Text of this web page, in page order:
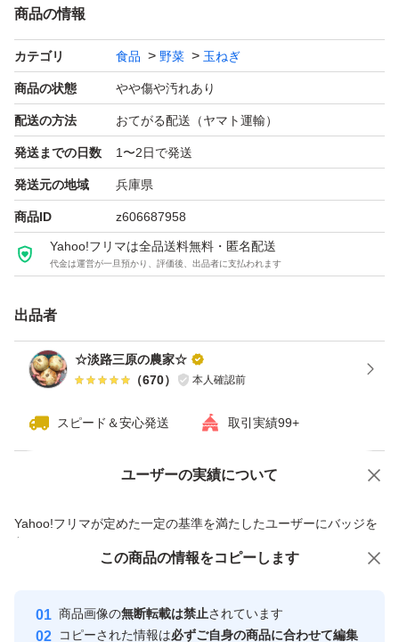
だけど 味には自信があります()
☆早生玉ねぎ
サイズ ☆ バラバラ
重 量 ☆ 箱込み約5kg
★少し土が付着している場合がありますので気になる方は
ご購入をお控えください。
お早めにお召し上がりください。
到着後 出来れば冷蔵庫で保存して下さい。
★北海道、沖縄、東北、離島のお客様は商品到着までの日
商品の情報
カテゴリ 食品 野菜 玉ねぎ
商品の状態 やや傷や汚れあり
配送の方法 おてがる配送（ヤマト運輸）
発送までの日数 1〜2日で発送
発送元の地域 兵庫県
商品ID z606687958
Yahoo!フリマは全品送料無料・匿名配送
代金は運営が一旦預かり、評価後、出品者に支払われます
出品者
☆淡路三原の農家☆
（670） 本人確認前
スピード＆安心発送 取引実績99+
ユーザーの実績について
Yahoo!フリマが定めた一定の基準を満たしたユーザーにバッジを
付与しています
安心取引出品者
心・安全なユーザーです
価格の相談 商品への質問
この商品の情報をコピーします
商品画像の無断転載は禁止されています
コピーされた情報は必ずご自身の商品に合わせて編集
この商品をみている人にオススメ